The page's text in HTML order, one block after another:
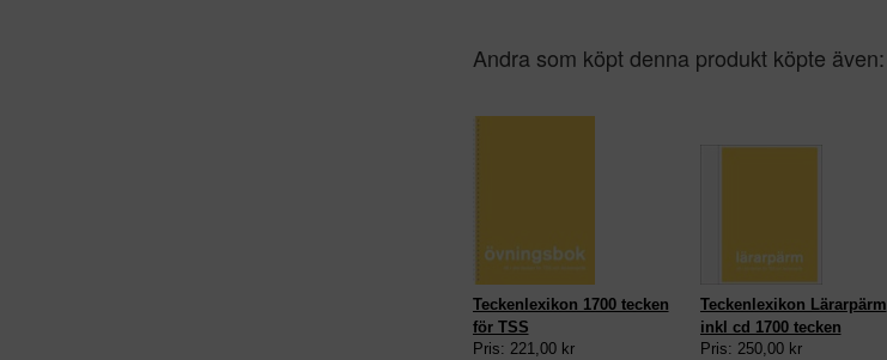
Andra som köpt denna produkt köpte även:
Teckenlexikon 1700 tecken
för TSS
Pris: 221,00 kr
Teckenlexikon Lärarpärm
inkl cd 1700 tecken
Pris: 250,00 kr